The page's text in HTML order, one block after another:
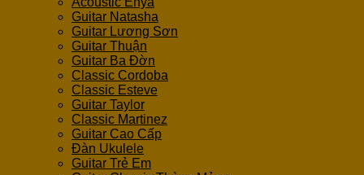
Guitar Natasha
Guitar Lương Sơn
Guitar Thuận
Guitar Ba Đờn
Classic Cordoba
Classic Esteve
Guitar Taylor
Classic Martinez
Guitar Cao Cấp
Đàn Ukulele
Guitar Trẻ Em